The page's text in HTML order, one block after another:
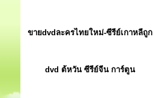
ขายdvdละครไทยใหม่-ซีรีย์เกาหลีถูก
dvd ต้หวัน ซีรีย์จีน การ์ตูน